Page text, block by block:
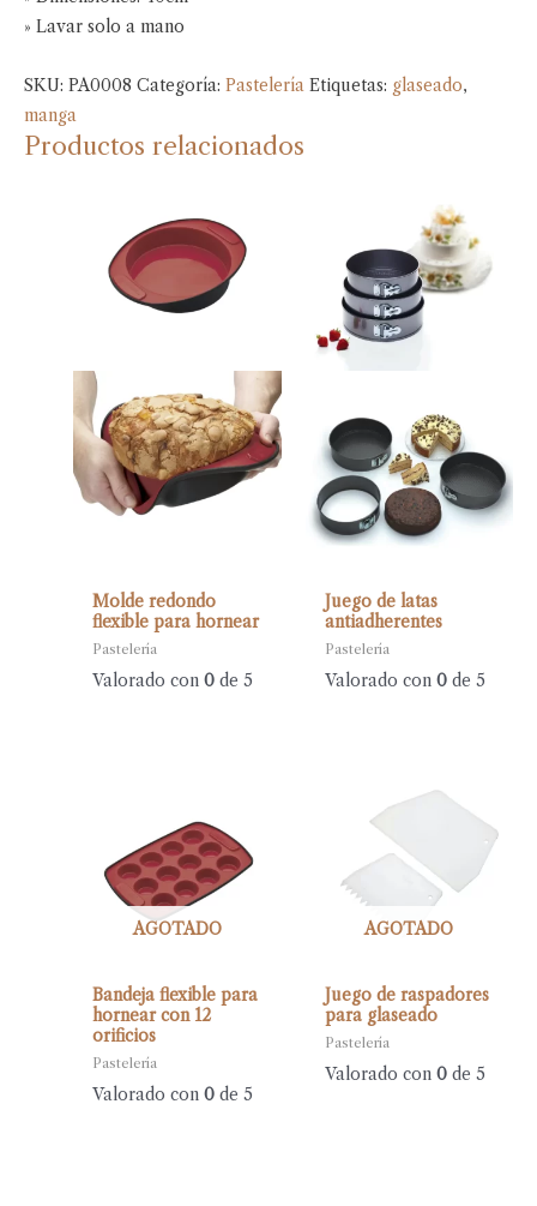
» Lavar solo a mano
SKU: PA0008 Categoría: Pastelería Etiquetas: glaseado,
manga
Productos relacionados
Molde redondo
flexible para hornear
Pastelería
Valorado con0 de 5
Juego de latas
antiadherentes
Pastelería
Valorado con 0de 5
AGOTADO
Bandeja flexible para
hornear con 12
orificios
Pastelería
Valorado con0 de 5
AGOTADO
Juego de raspadores
para glaseado
Pastelería
Valorado con 0de 5